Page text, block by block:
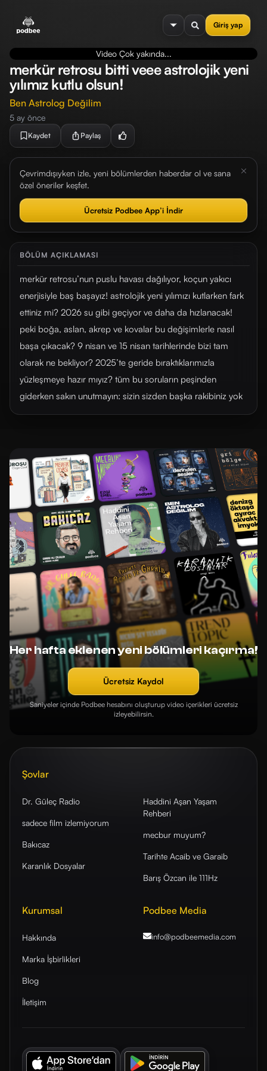
Giriş yap
menu
Video Çok yakında...
merkür retrosu bitti veee astrolojik yeni
yılımız kutlu olsun!
Ben Astrolog Değilim
5 ay önce
Kaydet Paylaş
Çevrimdışıyken izle, yeni bölümlerden haberdar ol ve sana
özel öneriler keşfet.
Ücretsiz Podbee App’i İndir
BÖLÜM AÇIKLAMASI
merkür retrosu’nun puslu havası dağılıyor, koçun yakıcı
enerjisiyle baş başayız! astrolojik yeni yılımızı kutlarken fark
ettiniz mi? 2026 su gibi geçiyor ve daha da hızlanacak!
peki boğa, aslan, akrep ve kovalar bu değişimlerle nasıl
başa çıkacak? 9 nisan ve 15 nisan tarihlerinde bizi tam
olarak ne bekliyor? 2025’te geride bıraktıklarımızla
yüzleşmeye hazır mıyız? tüm bu soruların peşinden
giderken sakın unutmayın: sizin sizden başka rakibiniz yok
Her hafta eklenen yeni bölümleri kaçırma!
Ücretsiz Kaydol
Saniyeler içinde Podbee hesabını oluşturup video içerikleri ücretsiz
izleyebilirsin.
Şovlar
Dr. Güleç Radio
sadece film izlemiyorum
Bakıcaz
Karanlık Dosyalar
Haddini Aşan Yaşam
Rehberi
mecbur muyum?
Tarihte Acaib ve Garaib
Barış Özcan ile 111Hz
Kurumsal
Hakkında
Marka İşbirlikleri
Blog
İletişim
Podbee Media
info@podbeemedia.com